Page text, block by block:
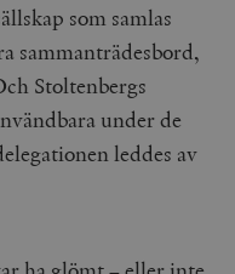
som samlas
sammanträdesbord,
Stoltenbergs
under de
leddes av